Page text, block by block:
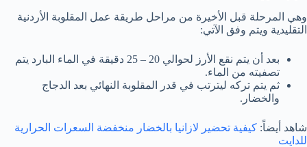
وهي المرحلة قبل الأخيرة من مراحل طريقة عمل المقلوبة الأردنية
التقليدية ويتم وفق الآتي:
بعد أن يتم نقع الأرز لحوالي 20 – 25 دقيقة في الماء البارد يتم
تصفيته من الماء.
ثم يتم تركه ليترتب في قدر المقلوبة النهائي بعد الدجاج
والخضار.
شاهد أيضاً: كيفية تحضير لازانيا بالخضار منخفضة السعرات الحرارية
للدايت